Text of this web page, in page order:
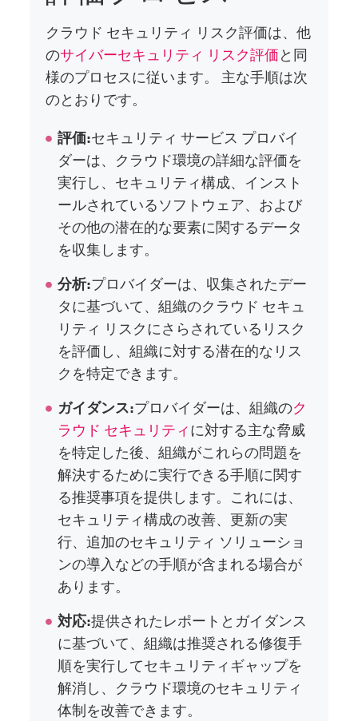
クラウド セキュリティ リスク評価は、他
のサイバーセキュリティ リスク評価と同
様のプロセスに従います。 主な手順は次
のとおりです。
評価:セキュリティ サービス プロバイ
ダーは、クラウド環境の詳細な評価を
実行し、セキュリティ構成、インスト
ールされているソフトウェア、および
その他の潜在的な要素に関するデータ
を収集します。
分析:プロバイダーは、収集されたデー
タに基づいて、組織のクラウド セキュ
リティ リスクにさらされているリスク
を評価し、組織に対する潜在的なリス
クを特定できます。
ガイダンス:プロバイダーは、組織のク
ラウド セキュリティに対する主な脅威
を特定した後、組織がこれらの問題を
解決するために実行できる手順に関す
る推奨事項を提供します。これには、
セキュリティ構成の改善、更新の実
行、追加のセキュリティ ソリューショ
ンの導入などの手順が含まれる場合が
あります。
対応:提供されたレポートとガイダンス
に基づいて、組織は推奨される修復手
順を実行してセキュリティギャップを
解消し、クラウド環境のセキュリティ
体制を改善できます。